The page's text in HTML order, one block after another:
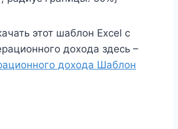
этот шаблон Excel с
дохода здесь –
дохода Шаблон